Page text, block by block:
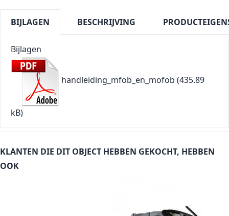
BIJLAGEN BESCHRIJVING
Bijlagen
handleiding_mfob_en_mofob (435.89
kB)
KLANTEN DIE DIT OBJECT HEBBEN GEKOCHT, HEBBEN
OOK